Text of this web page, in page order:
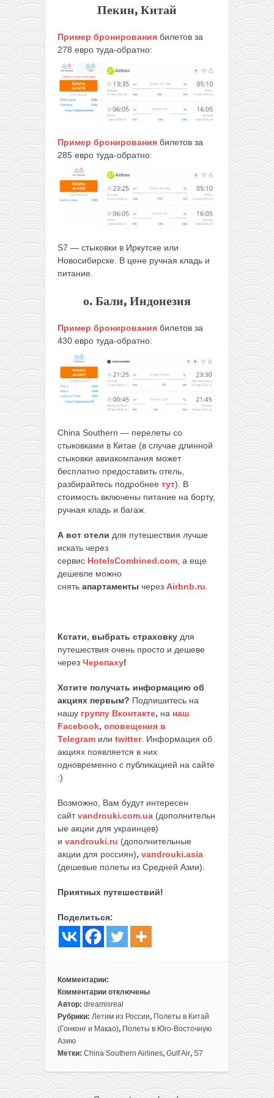
Пекин, Китай
Пример бронирования билетов за
278 евро туда-обратно:
Пример бронирования билетов за
285 евро туда-обратно:
S7 — стыковки в Иркутске или
Новосибирске. В цене ручная кладь и
питание.
о. Бали, Индонезия
Пример бронирования билетов за
430 евро туда-обратно:
China Southern — перелеты со
стыковками в Китае (в случае длинной
стыковки авиакомпания может
бесплатно предоставить отель,
разбирайтесь подробнее тут). В
стоимость включены питание на борту,
ручная кладь и багаж.
А вот отели для путешествия лучше
искать через
сервис HotelsCombined.com, а еще
дешевле можно
снять апартаменты через Airbnb.ru.
Кстати, выбрать страховку для
путешествия очень просто и дешеве
через Черепаху!
Хотите получать информацию об
акциях первым? Подпишитесь на
нашу группу Вконтакте, на наш
Facebook, оповещения в
Telegram или twitter. Информация об
акциях появляется в них
одновременно с публикацией на сайте
:)
Возможно, Вам будут интересен
сайтvandrouki.com.ua (дополнительн
ые акции для украинцев)
и vandrouki.ru (дополнительные
акции для россиян), vandrouki.asia
(дешевые полеты из Средней Азии).
Приятных путешествий!
Поделиться:
Комментарии:
Комментарии
к
записи
Запасной
(восточный)
Новый
границей:
отключены
Автор: dreamisreal
Рубрики: Летим из России, Полеты в Китай
(Гонконг и Макао), Полеты в Юго-Восточную
Азию
Метки: China Southern Airlines, Gulf Air, S7